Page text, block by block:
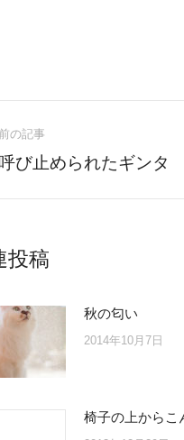
の記事
呼び止められたギンタ
投稿
秋の匂い
2014年10月7日
椅子の上からこ